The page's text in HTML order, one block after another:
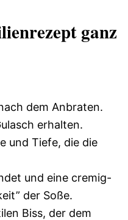
ganz
dem Anbraten.
erhalten.
und Tiefe, die die
und eine cremig-
der Soße.
Biss, der dem